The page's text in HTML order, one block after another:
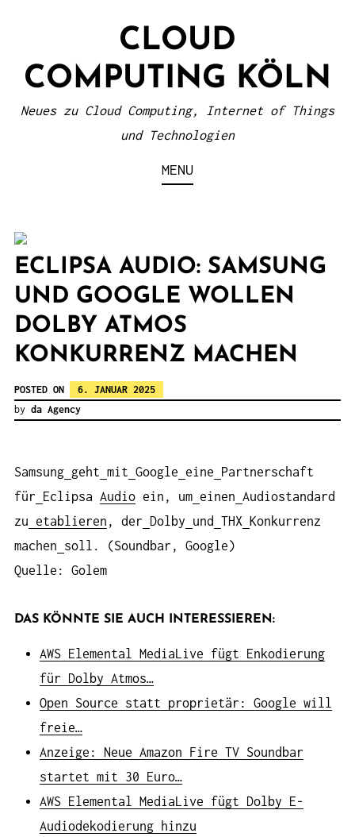
CLOUD
COMPUTING KÖLN
Neues zu Cloud Computing, Internet of Things
und Technologien
MENU
ECLIPSA AUDIO: SAMSUNG
UND GOOGLE WOLLEN
DOLBY ATMOS
KONKURRENZ MACHEN
POSTED ON
6. JANUAR 2025
by da Agency
Samsung geht mit Google eine
Partnerschaft
für
Eclipsa Audio ein, um einen Audiostandard
zu etablieren , der Dolby und THX Konkurrenz
machen
soll. (Soundbar, Google)
Quelle: Golem
DAS KÖNNTE SIE AUCH INTERESSIEREN:
AWS Elemental MediaLive fügt Enkodierung
für Dolby Atmos…
Open Source statt proprietär: Google will
freie…
Anzeige: Neue Amazon Fire TV Soundbar
startet mit 30 Euro…
AWS Elemental MediaLive fügt Dolby E-
Audiodekodierung hinzu